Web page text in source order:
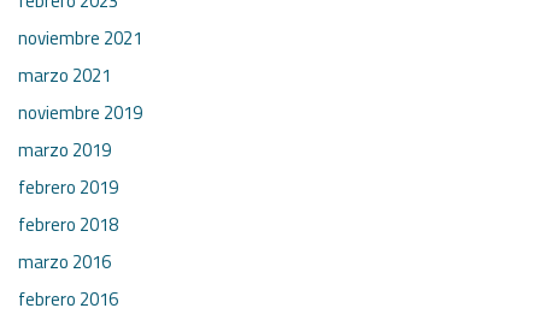
noviembre 2021
marzo 2021
noviembre 2019
marzo 2019
febrero 2019
febrero 2018
marzo 2016
febrero 2016